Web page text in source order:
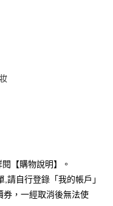
交易完成。
若您需要取消訂單，請聯絡
為有效，需透過AFTEE先享
頁面顯示為準，若有關於
，請聯繫「AFTEE先享後付
先享後付」服務完成之交
將交易相關給付款項請求債
護人之同意方可使用
損失，本公司不負相關責
【購物說明】。
請自行登錄「我的帳戶」
券，一經取消後無法使